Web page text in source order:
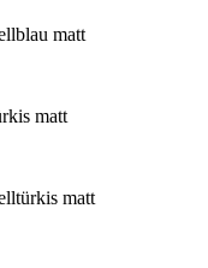
matt
matt
matt